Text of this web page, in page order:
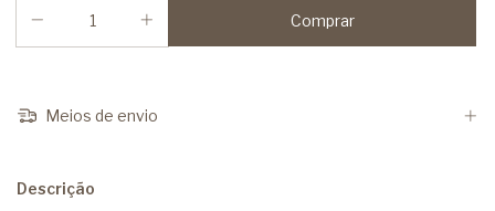
Meios de envio
Descrição